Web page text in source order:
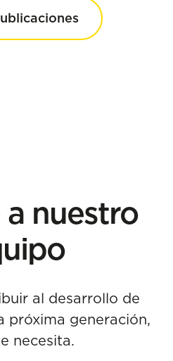
nuestro
al desarrollo de
próxima generación,
necesita.